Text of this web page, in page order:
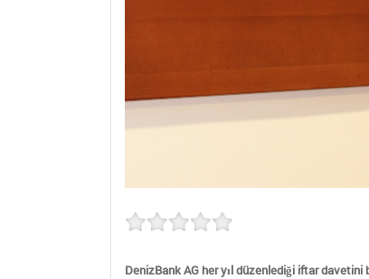
DenizBank AG her yıl düzenlediği iftar davetini